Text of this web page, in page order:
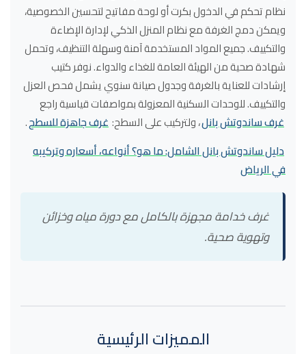
نظام تحكم في الدخول بكرت أو لوحة مفاتيح لتحسين الخصوصية،
ويمكن دمج الغرفة مع نظام المنزل الذكي لإدارة الإضاءة
والتكييف. جميع المواد المستخدمة آمنة وسهلة التنظيف، وتحمل
شهادة صحية من الهيئة العامة للغذاء والدواء. نوفر كتيب
إرشادات للعناية بالغرفة وجدول صيانة سنوي يشمل فحص العزل
والتكييف. للوحدات السكنية المعزولة بمواصفات قياسية راجع
غرف ساندوتش بانل، ولتركيب على السطح:غرف جاهزة للسطح.
دليل ساندوتش بانل الشامل: ما هو؟ أنواعه، أسعاره وتركيبه
في الرياض
غرف خدامة مجهزة بالكامل مع دورة مياه وخزائن
وتهوية صحية.
المميزات الرئيسية